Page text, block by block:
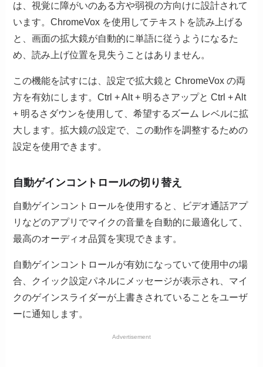
は、視覚に障がいのある方や弱視の方向けに設計されて
います。ChromeVox を使用してテキストを読み上げる
と、画面の拡大鏡が自動的に単語に従うようになるた
め、読み上げ位置を見失うことはありません。
この機能を試すには、設定で拡大鏡と ChromeVox の両
方を有効にします。Ctrl + Alt + 明るさアップと Ctrl + Alt
+ 明るさダウンを使用して、希望するズーム レベルに拡
大します。拡大鏡の設定で、この動作を調整するための
設定を使用できます。
自動ゲインコントロールの切り替え
自動ゲインコントロールを使用すると、ビデオ通話アプ
リなどのアプリでマイクの音量を自動的に最適化して、
最高のオーディオ品質を実現できます。
自動ゲインコントロールが有効になっていて使用中の場
合、クイック設定パネルにメッセージが表示され、マイ
クのゲインスライダーが上書きされていることをユーザ
ーに通知します。
Advertisement